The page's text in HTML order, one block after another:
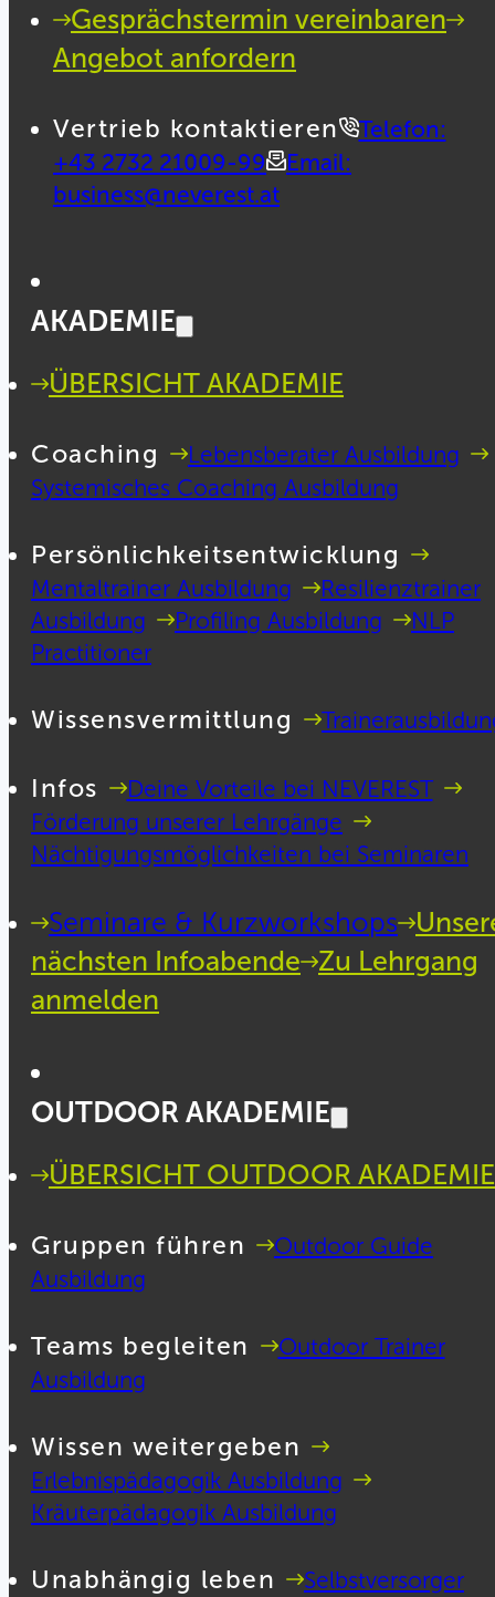
Gesprächstermin vereinbaren
Angebot anfordern
Vertrieb kontaktieren
Telefon:
+43 2732 21009-99
Email:
business@neverest.at
AKADEMIE
ÜBERSICHT AKADEMIE
Coaching
Lebensberater Ausbildung
Systemisches Coaching Ausbildung
Persönlichkeitsentwicklung
Mentaltrainer Ausbildung
Resilienztrainer
Ausbildung
Profiling Ausbildung
NLP
Practitioner
Wissensvermittlung
Infos
Deine Vorteile bei NEVEREST
Förderung unserer Lehrgänge
Nächtigungsmöglichkeiten bei Seminaren
Seminare & Kurzworkshops
nächsten Infoabende Zu Lehrgang
anmelden
OUTDOOR AKADEMIE
ÜBERSICHT OUTDOOR AKADEMIE
Gruppen führen
Outdoor Guide
Ausbildung
Teams begleiten
Outdoor Trainer
Ausbildung
Wissen weitergeben
Erlebnispädagogik Ausbildung
Kräuterpädagogik Ausbildung
Unabhängig leben
Selbstversorger